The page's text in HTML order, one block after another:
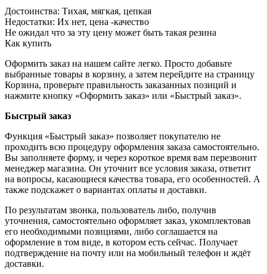
Достоинства: Тихая, мягкая, цепкая
Недостатки: Их нет, цена -качество
Не ожидал что за эту цену может быть такая резина
Как купить
Оформить заказ на нашем сайте легко. Просто добавьте
выбранные товары в корзину, а затем перейдите на страницу
Корзина, проверьте правильность заказанных позиций и
нажмите кнопку «Оформить заказ» или «Быстрый заказ».
Быстрый заказ
Функция «Быстрый заказ» позволяет покупателю не
проходить всю процедуру оформления заказа самостоятельно.
Вы заполняете форму, и через короткое время вам перезвонит
менеджер магазина. Он уточнит все условия заказа, ответит
на вопросы, касающиеся качества товара, его особенностей. А
также подскажет о вариантах оплаты и доставки.
По результатам звонка, пользователь либо, получив
уточнения, самостоятельно оформляет заказ, укомплектовав
его необходимыми позициями, либо соглашается на
оформление в том виде, в котором есть сейчас. Получает
подтверждение на почту или на мобильный телефон и ждёт
доставки.